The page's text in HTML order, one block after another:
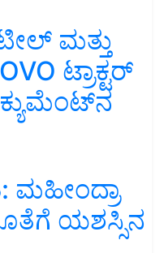
ಮತ್ತು
ಟ್ರಾಕ್ಟರ್
ಮಹೀಂದ್ರಾ
ಯಶಸ್ಸಿನ